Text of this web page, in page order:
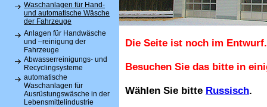
Waschanlagen für Hand-
und automatische Wäsche
der Fahrzeuge
Anlagen für Handwäsche
und –reinigung der
Fahrzeuge
Abwasserreinigungs- und
Recyclingsysteme
automatische
Waschanlagen für
Ausrüstungswäsche in der
Lebensmittelindustrie
Die Seite ist noch im Entwurf.
Besuchen Sie das bitte in
Wählen Sie bitte Russisch.